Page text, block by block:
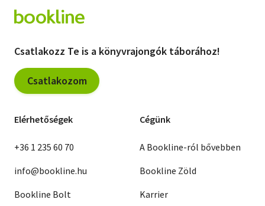
Csatlakozz Te is a könyvrajongók táborához!
Csatlakozom
Elérhetőségek
+36 1 235 60 70
info@bookline.hu
Bookline Bolt
Cégünk
A Bookline-ról bővebben
Bookline Zöld
Karrier